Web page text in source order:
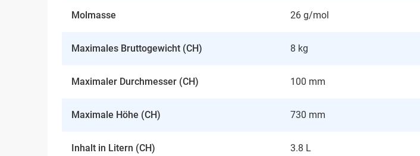
Molmasse 26 g/mol
Maximales Bruttogewicht (CH) 8 kg
Maximaler Durchmesser (CH) 100 mm
Maximale Höhe (CH) 730 mm
Inhalt in Litern (CH) 3.8 L